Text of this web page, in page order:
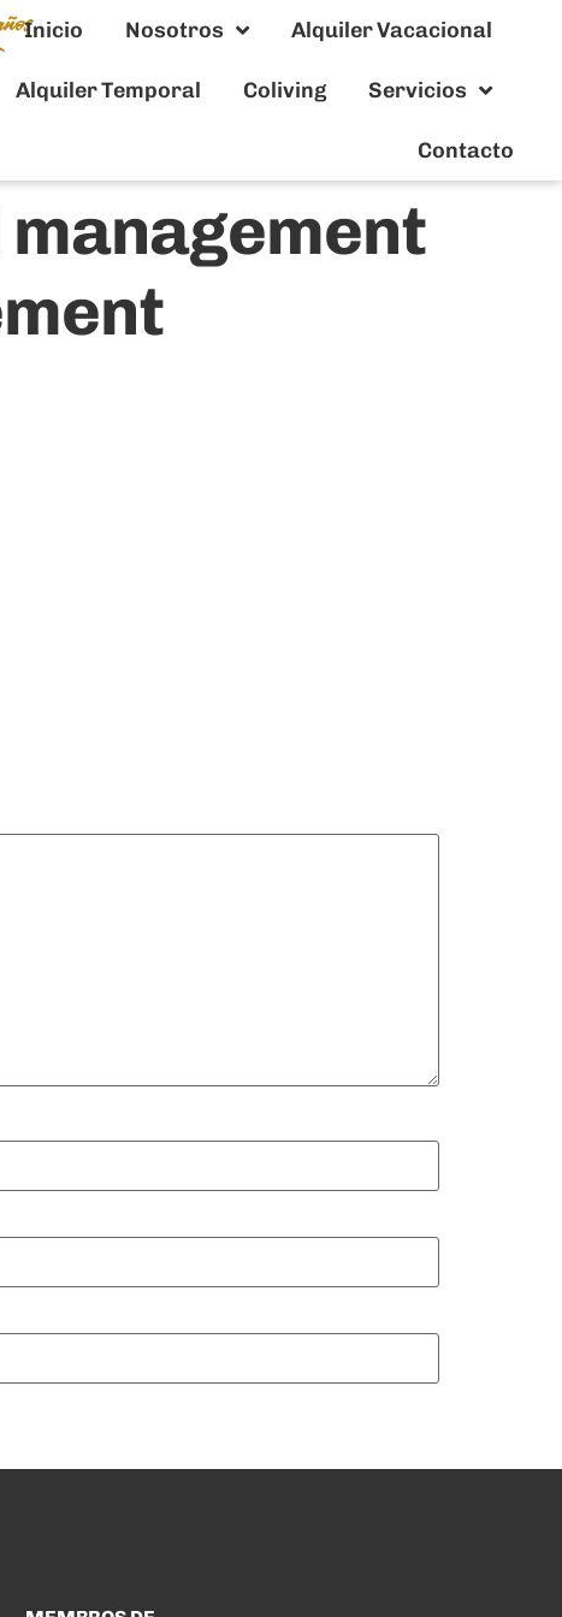
Inicio Nosotros Alquiler Vacacional
Alquiler Temporal Coliving Servicios
Contacto